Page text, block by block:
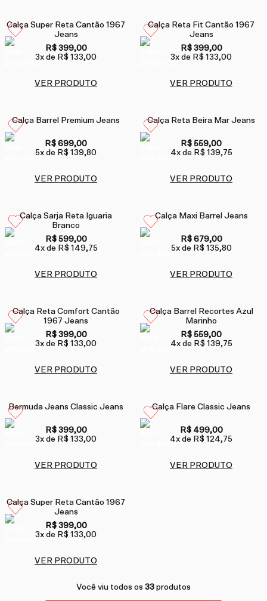
Calça Super Reta Cantão 1967
Jeans
R$ 399,00
3x de R$ 133,00
VER PRODUTO
Calça Reta Fit Cantão 1967
Jeans
R$ 399,00
3x de R$ 133,00
VER PRODUTO
Calça Barrel Premium Jeans
R$ 699,00
5x de R$ 139,80
VER PRODUTO
Calça Reta Beira Mar Jeans
R$ 559,00
4x de R$ 139,75
VER PRODUTO
Calça Sarja Reta Iguaria
Branco
R$ 599,00
4x de R$ 149,75
VER PRODUTO
Calça Maxi Barrel Jeans
R$ 679,00
5x de R$ 135,80
VER PRODUTO
Calça Reta Comfort Cantão
1967 Jeans
R$ 399,00
3x de R$ 133,00
VER PRODUTO
Calça Barrel Recortes Azul
Marinho
R$ 559,00
4x de R$ 139,75
VER PRODUTO
Bermuda Jeans Classic Jeans
R$ 399,00
3x de R$ 133,00
VER PRODUTO
Calça Flare Classic Jeans
R$ 499,00
4x de R$ 124,75
VER PRODUTO
Calça Super Reta Cantão 1967
Jeans
R$ 399,00
3x de R$ 133,00
VER PRODUTO
Você viu todos os 33 produtos